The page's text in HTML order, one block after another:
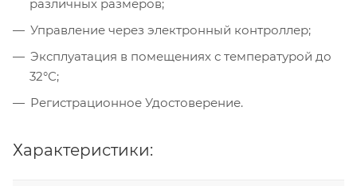
различных размеров;
Управление через электронный контроллер;
Эксплуатация в помещениях с температурой до
32°С;
Регистрационное Удостоверение.
Характеристики: